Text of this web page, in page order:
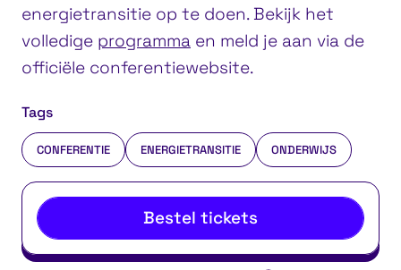
energietransitie op te doen. Bekijk het
volledige programma en meld je aan via de
officiële conferentiewebsite.
Tags
CONFERENTIE ENERGIETRANSITIE ONDERWIJS
Bestel tickets